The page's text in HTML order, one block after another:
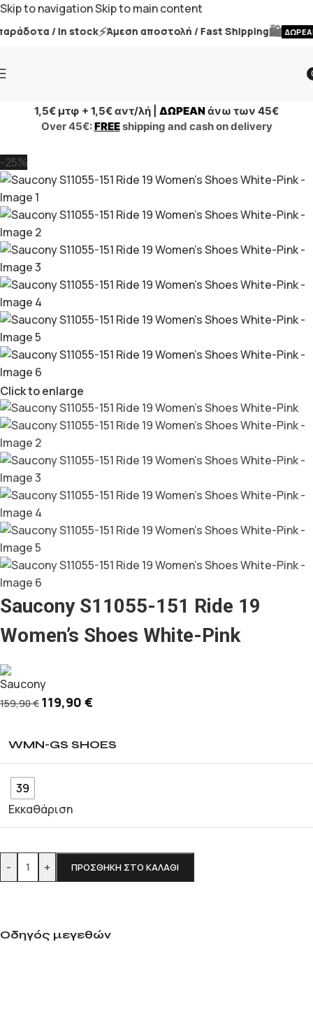
Skip to navigationSkip to main content
/ In stock⚡Άμεση αποστολή / Fast Shipping🛍️ ΔΩΡΕΑΝ
1,5€ μτφ + 1,5€ αντ/λή | ΔΩΡΕΑΝάνω των 45€
Over 45€:FREEshipping and cash on delivery
-25%
Click to enlarge
Saucony S11055-151 Ride 19
Women’s Shoes White-Pink
159,90€ 119,90 €
WMN-GS SHOES
39
Εκκαθάριση
- + ΠΡΟΣΘΉΚΗ ΣΤΟ ΚΑΛΆΘΙ
Οδηγός μεγεθών